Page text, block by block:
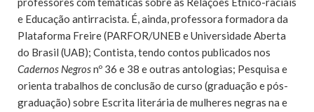
e Educação antirracista. É, ainda, professora formadora da
Plataforma Freire (PARFOR/UNEB e Universidade Aberta
do Brasil (UAB); Contista, tendo contos publicados nos
Cadernos Negrosnº 36 e 38 e outras antologias; Pesquisa e
orienta trabalhos de conclusão de curso (graduação e pós-
graduação) sobre Escrita literária de mulheres negras na e